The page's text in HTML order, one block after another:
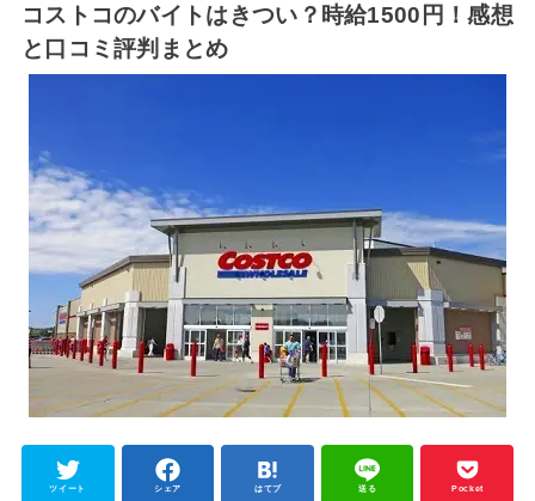
コストコのバイトはきつい？時給1500円！感想
と口コミ評判まとめ
ツイート シェア はてブ 送る Pocket